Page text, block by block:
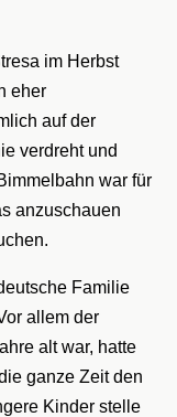
im Herbst
eher
auf der
verdreht und
war für
anzuschauen
Familie
allem der
alt war, hatte
ganze Zeit den
Kinder stelle